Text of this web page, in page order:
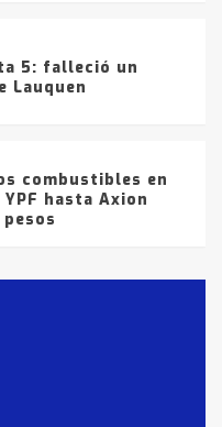
5: falleció un
Lauquen
combustibles en
YPF hasta Axion